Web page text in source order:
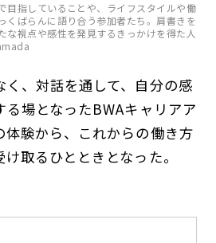
目指していることや、ライフスタイルや働
くばらんに語り合う参加者たち。肩書きを
な視点や感性を発見するきっかけを得た人
く、対話を通して、自分の感
場となったBWAキャリアア
体験から、これからの働き方
取るひとときとなった。